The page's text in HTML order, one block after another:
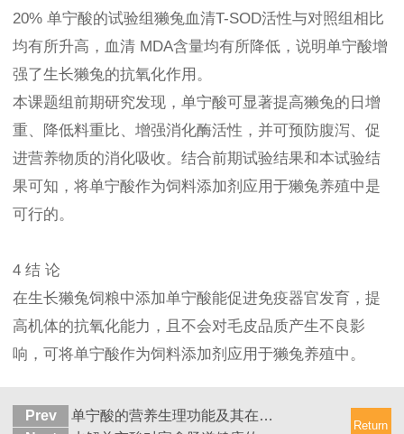
20% 单宁酸的试验组獭兔血清T-SOD活性与对照组相比
均有所升高，血清 MDA含量均有所降低，说明单宁酸增
强了生长獭兔的抗氧化作用。
本课题组前期研究发现，单宁酸可显著提高獭兔的日增
重、降低料重比、增强消化酶活性，并可预防腹泻、促
进营养物质的消化吸收。结合前期试验结果和本试验结
果可知，将单宁酸作为饲料添加剂应用于獭兔养殖中是
可行的。
4 结 论
在生长獭兔饲粮中添加单宁酸能促进免疫器官发育，提
高机体的抗氧化能力，且不会对毛皮品质产生不良影
响，可将单宁酸作为饲料添加剂应用于獭兔养殖中。
Return
Prev
单宁酸的营养生理功能及其在单胃动物生产中的应用研究